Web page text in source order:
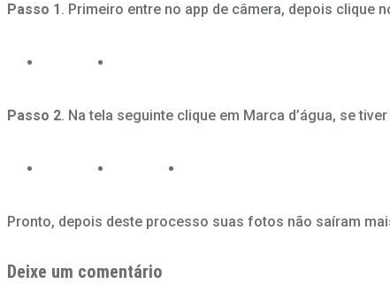
Passo 1 . Primeiro entre no app de câmera, depois clique
Passo 2. Na tela seguinte clique em Marca d’água, se
Pronto, depois deste processo suas fotos não saíram
Deixe um comentário